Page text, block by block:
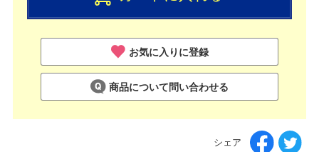
お気に入りに登録
商品について問い合わせる
シェア